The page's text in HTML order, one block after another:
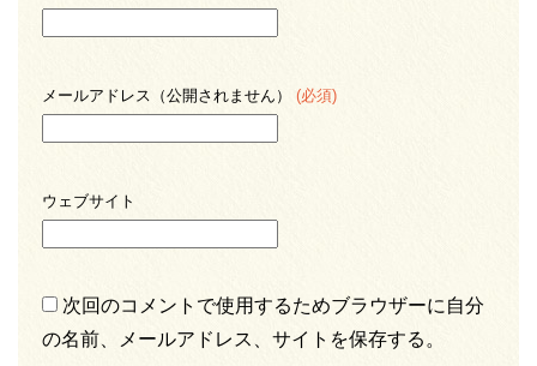
メールアドレス（公開されません） (必須)
ウェブサイト
次回のコメントで使用するためブラウザーに自分
の名前、メールアドレス、サイトを保存する。